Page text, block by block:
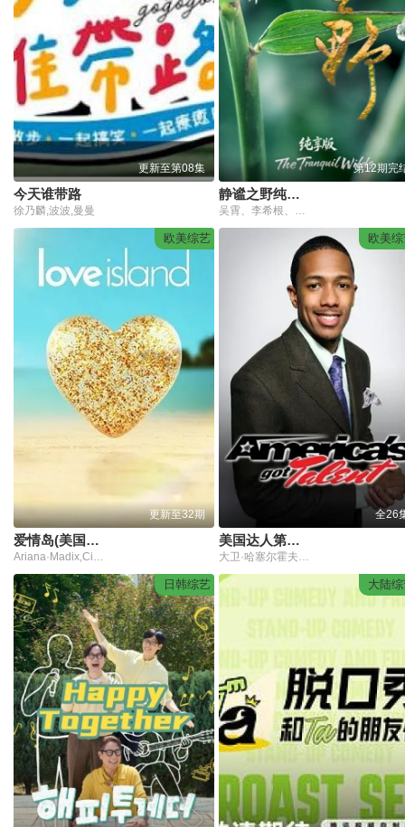
更新至第08集
今天谁带路
徐乃麟,波波,曼曼
第12期完
静谧之野纯享版
欧美综艺
更新至32期
爱情岛(美国版)第8季
欧美
全26
美国达人第四季
日韩综艺 大陆